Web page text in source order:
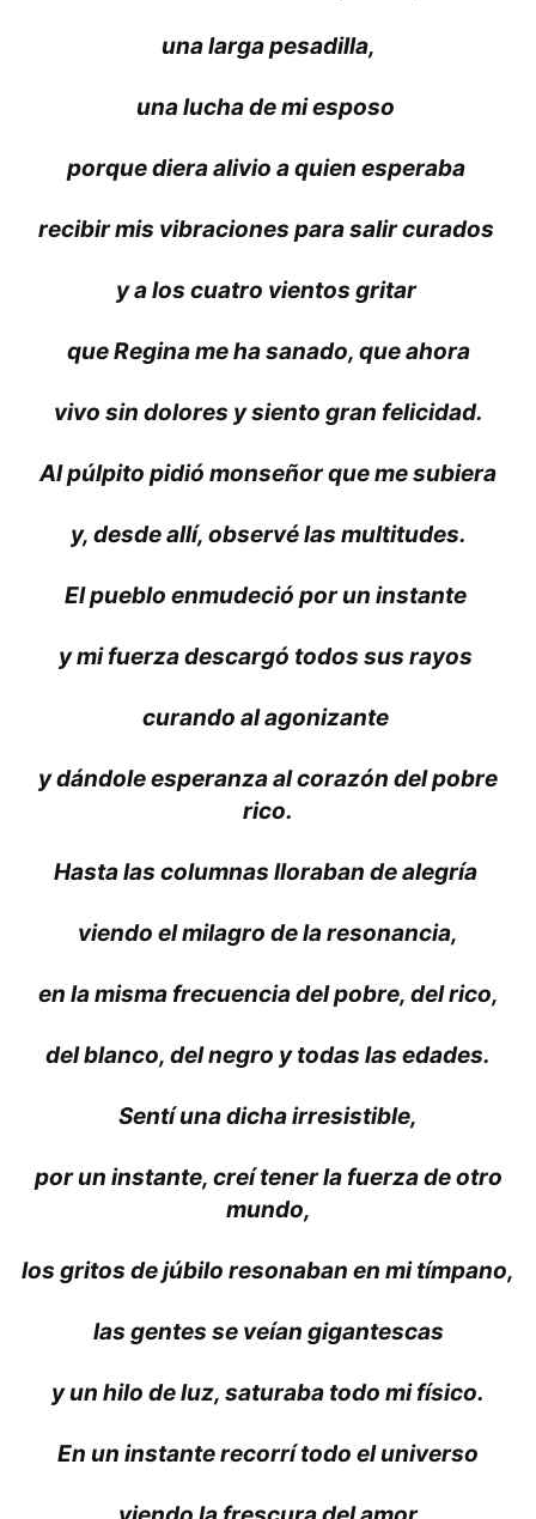
una larga pesadilla,
una lucha de mi esposo
porque diera alivio a quien esperaba
recibir mis vibraciones para salir curados
y a los cuatro vientos gritar
que Regina me ha sanado, que ahora
vivo sin dolores y siento gran felicidad.
Al púlpito pidió monseñor que me subiera
y, desde allí, observé las multitudes.
El pueblo enmudeció por un instante
y mi fuerza descargó todos sus rayos
curando al agonizante
y dándole esperanza al corazón del pobre
rico.
Hasta las columnas lloraban de alegría
viendo el milagro de la resonancia,
en la misma frecuencia del pobre, del rico,
del blanco, del negro y todas las edades.
Sentí una dicha irresistible,
por un instante, creí tener la fuerza de otro
mundo,
los gritos de júbilo resonaban en mi tímpano,
las gentes se veían gigantescas
y un hilo de luz, saturaba todo mi físico.
En un instante recorrí todo el universo